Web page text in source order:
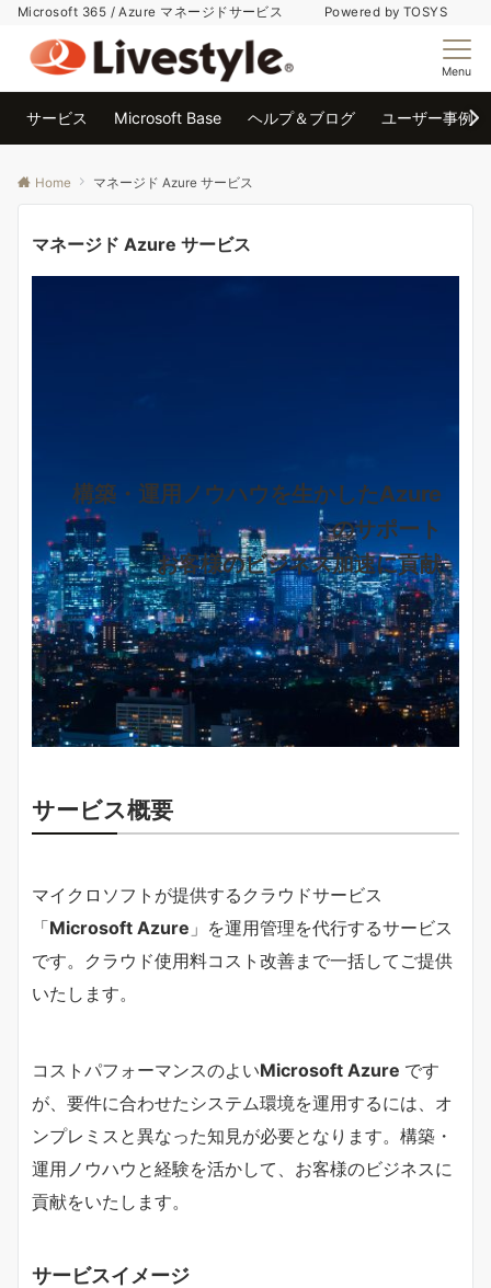
Microsoft 365 / Azure マネージドサービス Powered by TOSYS
Menu
サービス Microsoft Base ヘルプ＆ブログ ユーザー事例
Home マネージド Azure サービス
マネージド Azure サービス
構築・運用ノウハウを生かしたAzure
のサポート
お客様のビジネス加速に貢献
サービス概要
マイクロソフトが提供するクラウドサービス
「Microsoft Azure 」を運用管理を代行するサービス
です。クラウド使用料コスト改善まで一括してご提供
いたします。​
コストパフォーマンスのよいMicrosoft Azure です
が、要件に合わせたシステム環境を運用するには、オ
ンプレミスと異なった知見が必要となります。構築・
運用ノウハウと経験を活かして、お客様のビジネスに
貢献をいたします。​
サービスイメージ